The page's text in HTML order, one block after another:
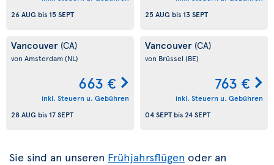
26 AUG bis 15 SEPT
25 AUG bis 13 SEPT
Vancouver (CA)
von Amsterdam(NL)
663 €
inkl. Steuern u. Gebühren
28 AUG bis 17 SEPT
Vancouver (CA)
von Brüssel (BE)
763 €
inkl. Steuern u. Gebühren
04 SEPTbis24 SEPT
Sie sind an unseren Frühjahrsflügen oder an